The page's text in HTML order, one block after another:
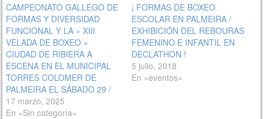
CAMPEONATO GALLEGO DE
FORMAS Y DIVERSIDAD
FUNCIONAL Y LA » XIII
VELADA DE BOXEO »
CIUDAD DE RIBIERA A
ESCENA EN EL MUNICIPAL
TORRES COLOMER DE
PALMEIRA EL SÁBADO 29 /
17 marzo, 2025
En «Sin categoría»
¡ FORMAS DE BOXEO
ESCOLAR EN PALMEIRA /
EXHIBICIÓN DEL REBOURAS
FEMENINO E INFANTIL EN
DECLATHON !
5 julio, 2018
En «eventos»